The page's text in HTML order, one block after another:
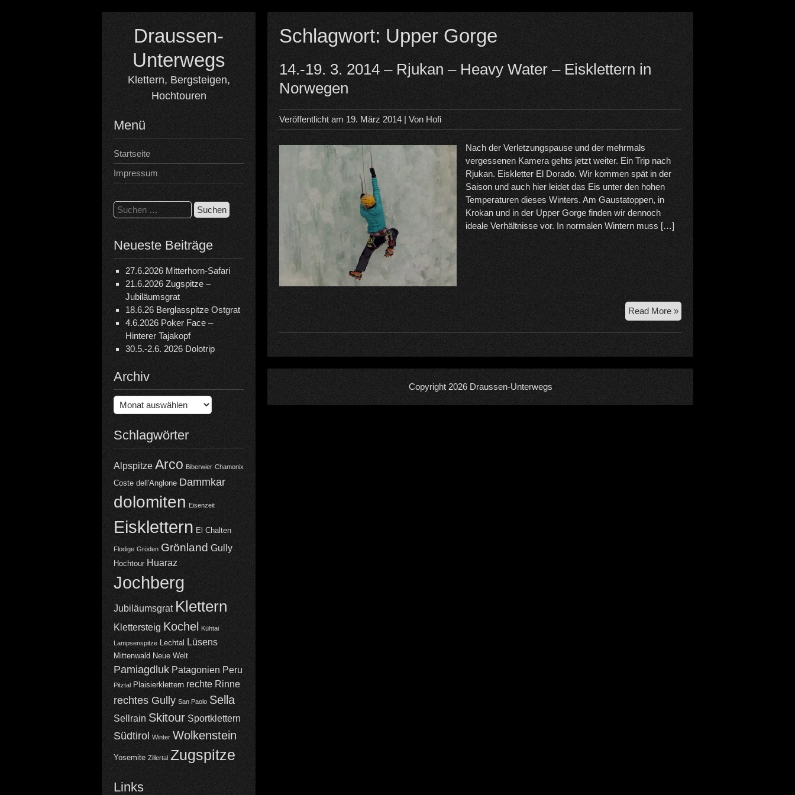
Draussen-
Unterwegs
Klettern, Bergsteigen,
Hochtouren
Menü
Startseite
Impressum
Suchen
nach:
Neueste Beiträge
27.6.2026 Mitterhorn-Safari
21.6.2026 Zugspitze –
Jubiläumsgrat
18.6.26 Berglasspitze Ostgrat
4.6.2026 Poker Face –
Hinterer Tajakopf
30.5.-2.6. 2026 Dolotrip
Archiv
Archiv
Schlagwörter
Alpspitze Arco Biberwier Chamonix
Coste dell'Anglone Dammkar
dolomiten Eisenzeit
Eisklettern El Chalten
Flodige Gröden Grönland Gully
Hochtour Huaraz
Jochberg
Jubiläumsgrat Klettern
Klettersteig Kochel Kühtai
Lampsenspitze Lechtal Lüsens
Mittenwald Neue Welt
Pamiagdluk Patagonien Peru
Pitztal Plaisierklettern rechte Rinne
rechtes Gully San Paolo Sella
Sellrain Skitour Sportklettern
Südtirol Winter Wolkenstein
Yosemite Zillertal Zugspitze
Links
Schlagwort: Upper Gorge
14.-19. 3. 2014 – Rjukan – Heavy Water – Eisklettern in
Norwegen
Veröffentlicht am 19. März 2014 | Von Hofi
Nach der Verletzungspause und der mehrmals
vergessenen Kamera gehts jetzt weiter. Ein Trip nach
Rjukan. Eiskletter El Dorado. Wir kommen spät in der
Saison und auch hier leidet das Eis unter den hohen
Temperaturen dieses Winters. Am Gaustatoppen, in
Krokan und in der Upper Gorge finden wir dennoch
ideale Verhältnisse vor. In normalen Wintern muss […]
Read More »14.-19.
3.
2014
Water
Copyright 2026 Draussen-Unterwegs